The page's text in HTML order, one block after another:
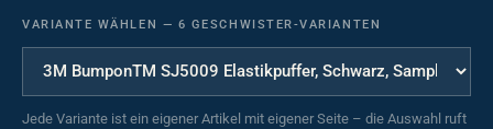
VARIANTE WÄHLEN — 6 GESCHWISTER-VARIANTEN
Jede Variante ist ein eigener Artikel mit eigener Seite – die Auswahl ruft